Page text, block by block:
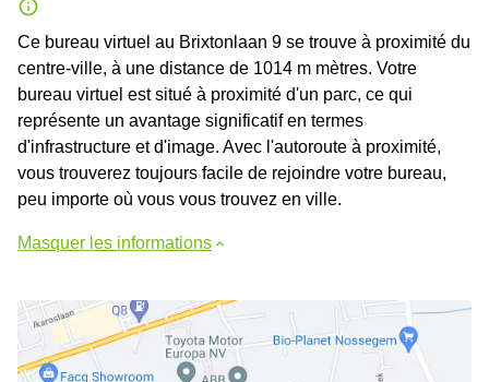
Ce bureau virtuel au Brixtonlaan 9 se trouve à proximité du
centre-ville, à une distance de 1014 m mètres. Votre
bureau virtuel est situé à proximité d'un parc, ce qui
représente un avantage significatif en termes
d'infrastructure et d'image. Avec l'autoroute à proximité,
vous trouverez toujours facile de rejoindre votre bureau,
peu importe où vous vous trouvez en ville.
Masquer les informations